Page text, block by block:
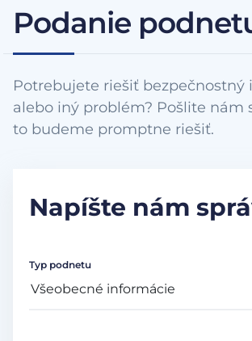
Podanie
Potrebujete riešiť bezpečnostný
alebo iný problém? Pošlite nám
to budeme promptne riešiť.
Napíšte nám
Typ podnetu